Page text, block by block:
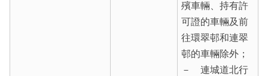
殯車輛、持有許
可證的車輛及前
往環翠邨和連翠
邨的車輛除外；
－ 連城道北行